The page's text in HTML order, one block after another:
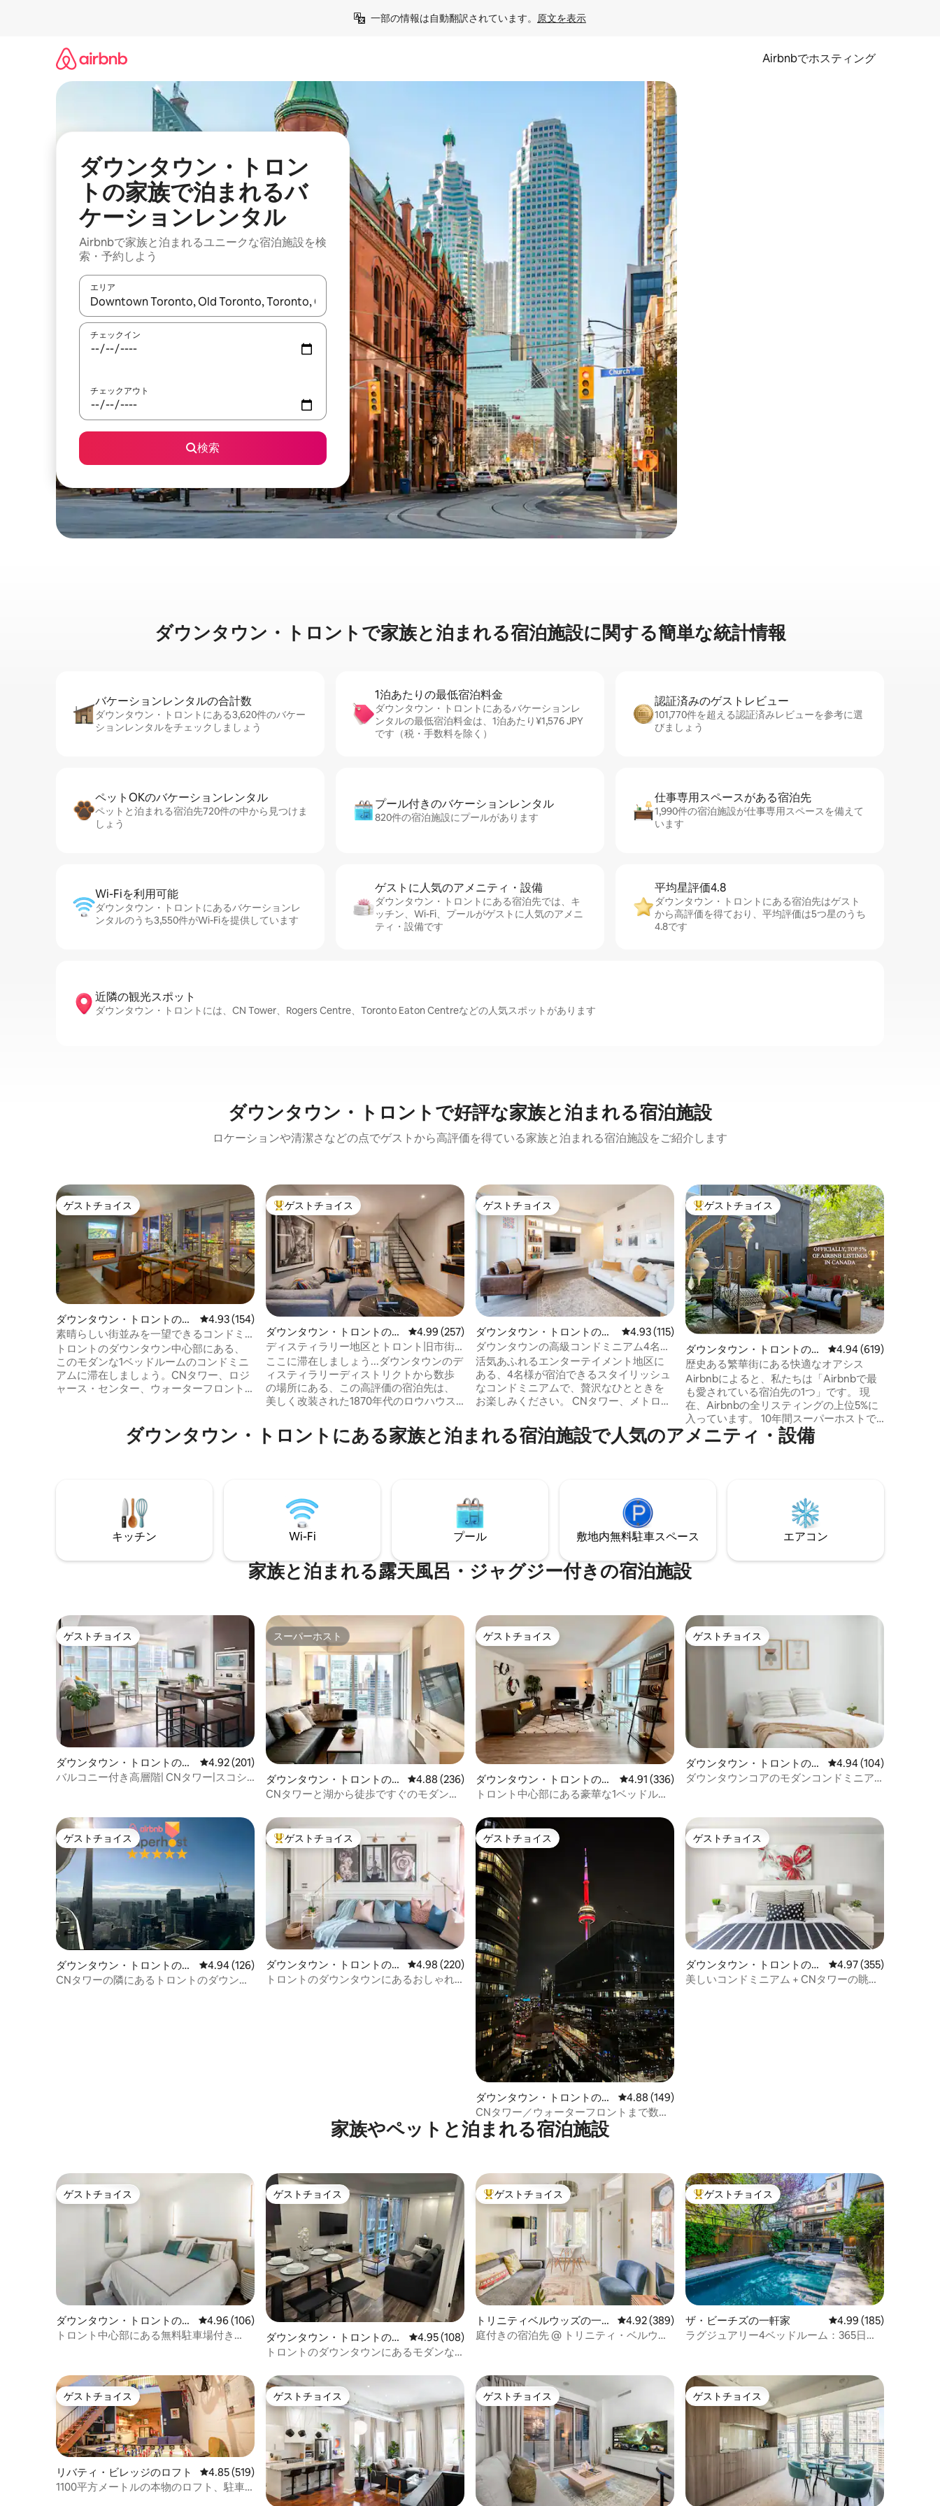
一部の情報は自動翻訳されています。 原文を表示
Airbnbでホスティング
ダウンタウン・トロン
トの家族で泊まれるバ
ケーションレンタル
Airbnbで家族と泊まれるユニークな宿泊施設を検
索・予約しよう
エリア
検索結果が表示されたら、上下の矢印キーを使って移動するか、画面をタッチまたはスワイプして検索結果を確認することができます。
チェックイン
チェックアウト
検索
ダウンタウン・トロントで家⁠族⁠と泊⁠ま⁠れ⁠る宿⁠泊⁠施⁠設⁠に関⁠す⁠る簡⁠単⁠な統⁠計⁠情⁠報
バケーションレ⁠ン⁠タ⁠ル⁠の合⁠計⁠数
ダウンタウン・トロントにある3,620件のバケー
ションレンタルをチェックしましょう
1泊あたりの最⁠低⁠宿⁠泊⁠料⁠金
ダウンタウン・トロントにあるバケーションレ
ンタルの最低宿泊料金は、1泊あたり¥1,576 JPY
です（税・手数料を除く）
認証済みのゲ⁠ス⁠ト⁠レ⁠ビ⁠ュ⁠ー
101,770件を超える認証済みレビューを参考に選
びましょう
ペットOKのバ⁠ケ⁠ー⁠シ⁠ョ⁠ンレ⁠ン⁠タ⁠ル
ペットと泊まれる宿泊先720件の中から見つけま
しょう
プール付きのバ⁠ケ⁠ー⁠シ⁠ョ⁠ンレ⁠ン⁠タ⁠ル
820件の宿泊施設にプールがあります
仕事専用ス⁠ペ⁠ー⁠スがあ⁠る宿⁠泊⁠先
1,990件の宿泊施設が仕事専用スペースを備えて
います
Wi-Fiを利⁠用⁠可⁠能
ダウンタウン・トロントにあるバケーションレ
ンタルのうち3,550件がWi-Fiを提供しています
ゲストに人⁠気⁠のア⁠メ⁠ニ⁠テ⁠ィ・設⁠備
ダウンタウン・トロントにある宿泊先では、キ
ッチン、Wi-Fi、プールがゲストに人気のアメニ
ティ・設備です
平均星評価4.8
ダウンタウン・トロントにある宿泊先はゲスト
から高評価を得ており、平均評価は5つ星のうち
4.8です
近隣の観光ス⁠ポ⁠ッ⁠ト
ダウンタウン・トロントには、CN Tower、Rogers Centre、Toronto Eaton Centreなどの人気スポットがあります
ダウンタウン・トロントで好評な家族と泊まれる宿泊施設
ロケーションや清潔さなどの点でゲストから高評価を得ている家族と泊まれる宿泊施設をご紹介します
ゲストチョイス
ゲストチョイス
ダウンタウン・トロントのマ
ンション・アパート
レビュー154件、5つ星中4.93つ星の平均評価
4.93 (154)
素晴らしい街並みを一望できるコンドミ
ニアム、CNタワーまで徒歩圏内
トロントのダウンタウン中心部にある、
このモダンな1ベッドルームのコンドミニ
アムに滞在しましょう。CNタワー、ロジ
ャース・センター、ウォーターフロント
ビングルームにソファベッド1台が備わっ
ており、カップルや少人数のグループに
ともできます。コンドミニアムには、フ
ルキッチン、スマートテレビ、高速Wi-
Fi、お部屋内の洗濯機と乾燥機が備わって
います。ゲストは、ジムと屋外プールも
大好評のゲストチョイスです。
ゲストチョイス
ダウンタウン・トロントの一
軒家
レビュー257件、5つ星中4.99つ星の平均評価
4.99 (257)
ディスティラリー地区とトロント旧市街
周辺のスタイリッシュな1870年代の家
ここに滞在しましょう...ダウンタウンのデ
ィスティラリーディストリクトから数歩
の場所にある、この高評価の宿泊先は、
美しく改装された1870年代のロウハウス
ダンな洗練が融合しています。 全体が考
え抜かれたデザインで、ダウンタウンに
下、落ち着いたチャコール調の寝室でリ
ラックス。洗練されたトロントの隠れ家
があなたをお待ちしています。
ゲストチョイス
ゲストチョイス
ダウンタウン・トロントのコ
ンドミニアム
レビュー115件、5つ星中4.93つ星の平均評価
4.93 (115)
ダウンタウンの高級コンドミニアム4名用
（CNタワーの眺め）
活気あふれるエンターテイメント地区に
ある、4名様が宿泊できるスタイリッシュ
なコンドミニアムで、贅沢なひとときを
お楽しみください。 CNタワー、メトロコ
ター、スコシアバンクアリーナなどの象
徴的なアトラクションに近接しており、
ようなCNタワーの景色を眺めながら、ユ
ニット内で厳選されたモダンで静かな雰
囲気をお楽しみください。
大好評のゲストチョイスです。
ゲストチョイス
ダウンタウン・トロントの一
軒家
レビュー619件、5つ
4.94 (619)
歴史ある繁華街にある快適なオアシス
Airbnbによると、私たちは「Airbnbで最
も愛されている宿泊先の1つ」です。 現
在、Airbnbの全リスティングの上位5%に
入っています。 10年間スーパーホストで
す！ この改装されたゲストハウスには、
オープンプランのキッチン、美しくオー
は美しい庭園をお楽しみください。15種類
以上のお茶やコーヒーを無料でお楽しみ
ください。このゲストハウスは設備が整
っています。
ダウンタウン・トロントにある家族と泊まれる宿泊施設で人気のアメニティ・設備
キッチン Wi-Fi プール 敷地内無料駐⁠車ス⁠ペ⁠ー⁠ス エアコン
家族と泊まれる露天風呂・ジャグジー付きの宿泊施設
ゲストチョイス
ゲストチョイス
ダウンタウン・トロントのコ
ンドミニアム
レビュー201件、5つ星中4.92つ星の平均評価
4.92 (201)
バルコニー付き高層階| CNタワー|スコシ
スーパーホスト
スーパーホスト
ダウンタウン・トロントのコ
ンドミニアム
レビュー236件、5つ星中4.88つ星の平均評価
4.88 (236)
CNタワーと湖から徒歩ですぐのモダンな
ゲストチョイス
ゲストチョイス
ダウンタウン・トロントのコ
ンドミニアム
レビュー336件、5つ星中4.91つ星の平均評価
4.91 (336)
トロント中心部にある豪華な1ベッドルー
ゲストチョイス
ゲストチョイス
ダウンタウン・トロントのマ
ンション・アパート
レビュー104件、5つ
4.94 (104)
ダウンタウンコアのモダンコンドミニア
ゲストチョイス
ゲストチョイス
ダウンタウン・トロントのコ
ンドミニアム
レビュー126件、5つ星中4.94つ星の平均評価
4.94 (126)
CNタワーの隣にあるトロントのダウンタ
大好評のゲストチョイスです。
ゲストチョイス
ダウンタウン・トロントのコ
ンドミニアム
レビュー220件、5つ星中4.98つ星の平均評価
4.98 (220)
トロントのダウンタウンにあるおしゃれ
ゲストチョイス
ゲストチョイス
ダウンタウン・トロントのコ
ンドミニアム
レビュー149件、5つ星中4.88つ星の平均評価
4.88 (149)
CNタワー／ウォーターフロントまで数歩 |
寝室2部屋とバスルーム2つ＋駐車場
ゲストチョイス
ゲストチョイス
ダウンタウン・トロントのコ
ンドミニアム
レビュー355件、5つ
4.97 (355)
美しいコンドミニアム + CNタワーの眺め
家族やペットと泊まれる宿泊施設
ゲストチョイス
ゲストチョイス
ダウンタウン・トロントのコ
ンドミニアム
レビュー106件、5つ星中4.96つ星の平均評価
4.96 (106)
トロント中心部にある無料駐車場付き
ゲストチョイス
ゲストチョイス
ダウンタウン・トロントのコ
ンドミニアム
レビュー108件、5つ星中4.95つ星の平均評価
4.95 (108)
トロントのダウンタウンにあるモダンな1
サイズベッド
大好評のゲストチョイスです。
ゲストチョイス
トリニティベルウッズの一軒
家
レビュー389件、5つ星中4.92つ星の平均評価
4.92 (389)
庭付きの宿泊先 @ トリニティ・ベルウッ
大好評のゲストチョイスです。
ゲストチョイス
ザ・ビーチズの一軒家 レビュー185件、5つ
4.99 (185)
ラグジュアリー4ベッドルーム：365日オ
ゲストチョイス
ゲストチョイス
リバティ・ビレッジのロフト レビュー519件、5つ星中4.85つ星の平均評価
4.85 (519)
1100平方メートルの本物のロフト、駐車
ゲストチョイス
ゲストチョイス ゲストチョイス
ゲストチョイス ゲストチョイス
ゲストチョイス